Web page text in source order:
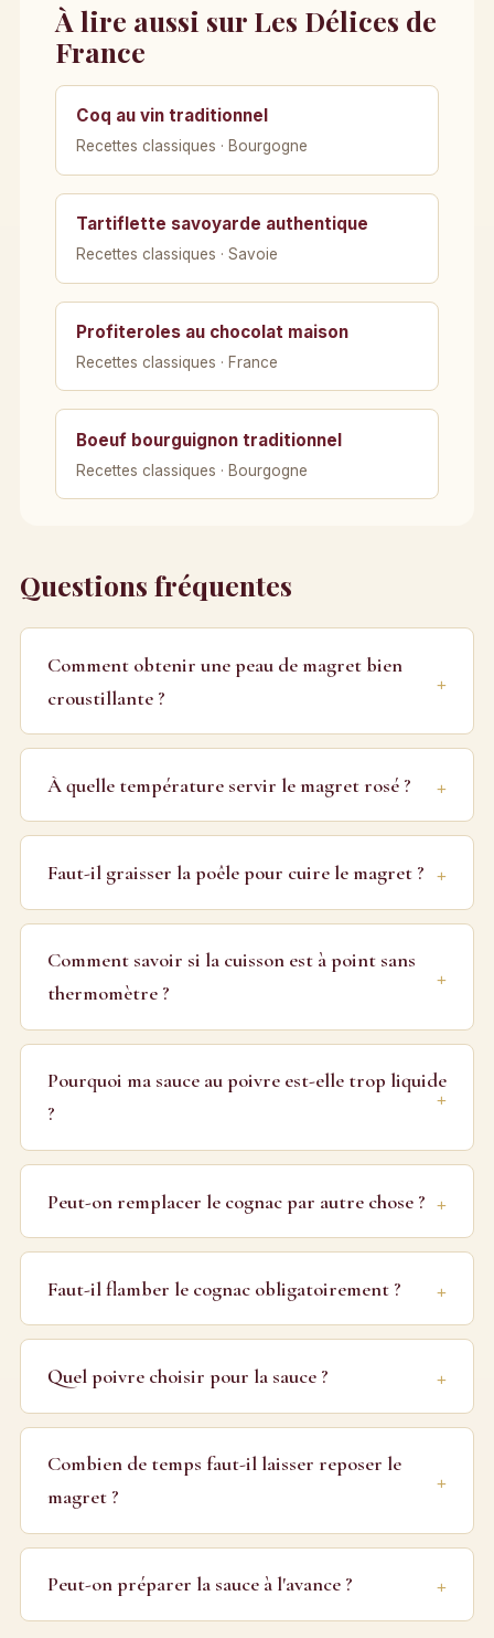
À lire aussi sur Les Délices de
France
Coq au vin traditionnel
Recettes classiques · Bourgogne
Tartiflette savoyarde authentique
Recettes classiques · Savoie
Profiteroles au chocolat maison
Recettes classiques · France
Boeuf bourguignon traditionnel
Recettes classiques · Bourgogne
Questions fréquentes
Comment obtenir une peau de magret bien
croustillante ?
À quelle température servir le magret rosé ?
Faut-il graisser la poêle pour cuire le magret ?
Comment savoir si la cuisson est à point sans
thermomètre ?
Pourquoi ma sauce au poivre est-elle trop liquide
?
Peut-on remplacer le cognac par autre chose ?
Faut-il flamber le cognac obligatoirement ?
Quel poivre choisir pour la sauce ?
Combien de temps faut-il laisser reposer le
magret ?
Peut-on préparer la sauce à l'avance ?